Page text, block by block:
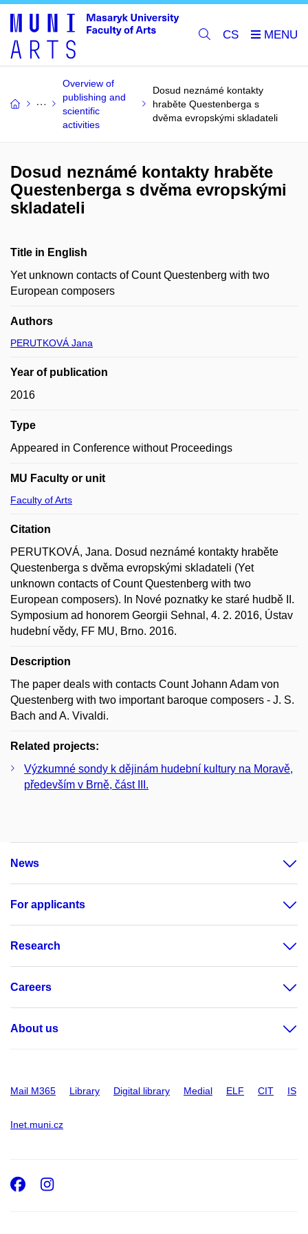
CS
Overview of
publishing and
scientific
activities
Dosud neznámé kontakty
hraběte Questenberga s
dvěma evropskými skladateli
Dosud neznámé kontakty hraběte
Questenberga s dvěma evropskými
skladateli
Title in English
Yet unknown contacts of Count Questenberg with two
European composers
Authors
PERUTKOVÁ Jana
Year of publication
2016
Type
Appeared in Conference without Proceedings
MU Faculty or unit
Faculty of Arts
Citation
PERUTKOVÁ, Jana. Dosud neznámé kontakty hraběte
Questenberga s dvěma evropskými skladateli (Yet
unknown contacts of Count Questenberg with two
European composers). In Nové poznatky ke staré hudbě II.
Symposium ad honorem Georgii Sehnal, 4. 2. 2016, Ústav
hudební vědy, FF MU, Brno. 2016.
Description
The paper deals with contacts Count Johann Adam von
Questenberg with two important baroque composers - J. S.
Bach and A. Vivaldi.
Related projects:
Výzkumné sondy k dějinám hudební kultury na Moravě,
především v Brně, část III.
News
For applicants
Research
Careers
About us
Mail M365 Library Digital library Medial ELF CIT IS
Inet.muni.cz
Facebook
Instagram